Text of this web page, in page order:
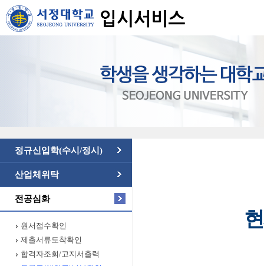
정규신입학(수시/정시)
산업체위탁
전공심화
원서접수확인
제출서류도착확인
합격자조회/고지서출력